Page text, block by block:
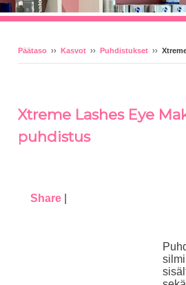
Päätaso ›› Kasvot ›› Puhdistukset ››
Xtreme Lashes Eye
puhdistus
Share